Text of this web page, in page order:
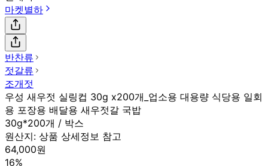
마켓별하
반찬류
젓갈류
조개젓
우성 새우젓 실링컵 30g x200개_업소용 대용량 식당용 일회
용 포장용 배달용 새우젓갈 국밥
30g*200개 / 박스
원산지: 상품 상세정보 참고
64,000원
16%